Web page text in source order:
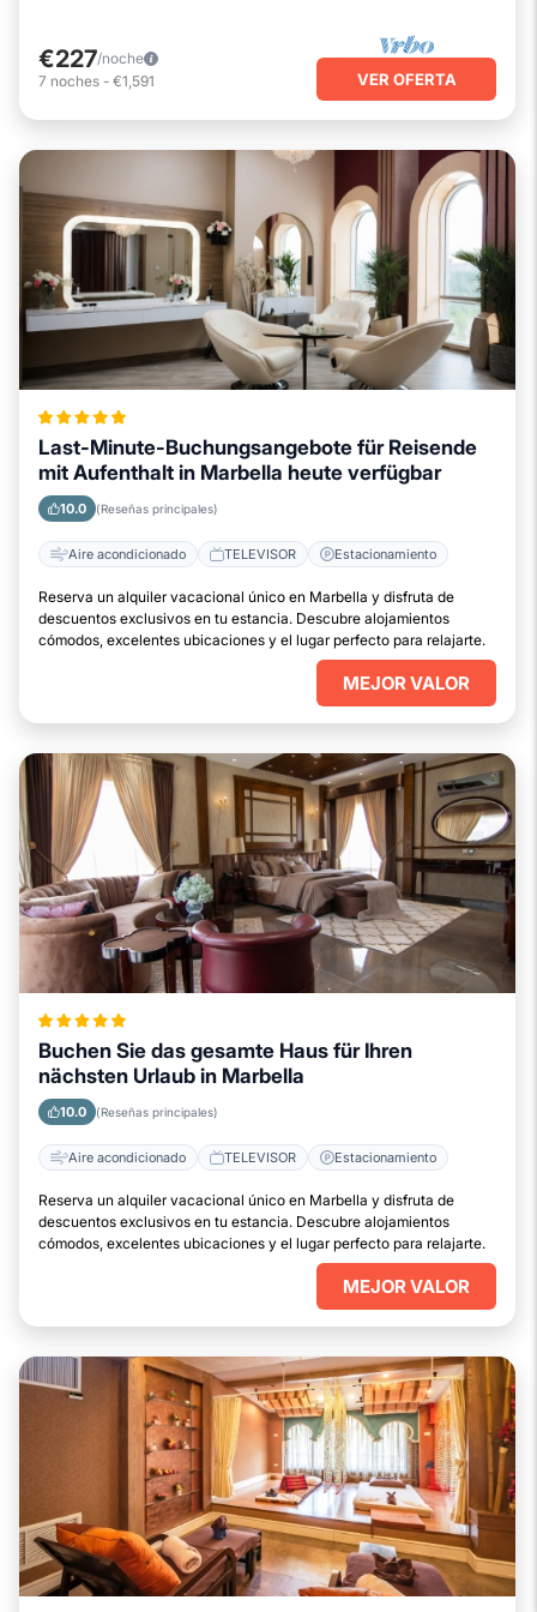
€227/noche
7 noches - €1,591 VER OFERTA
Last-Minute-Buchungsangebote für Reisende
mit Aufenthalt in Marbella heute verfügbar
10.0 (Reseñas principales)
Aire acondicionado TELEVISOR Estacionamiento
Reserva un alquiler vacacional único en Marbella y disfruta de
descuentos exclusivos en tu estancia. Descubre alojamientos
cómodos, excelentes ubicaciones y el lugar perfecto para relajarte.
MEJOR VALOR
Buchen Sie das gesamte Haus für Ihren
nächsten Urlaub in Marbella
10.0 (Reseñas principales)
Aire acondicionado TELEVISOR Estacionamiento
Reserva un alquiler vacacional único en Marbella y disfruta de
descuentos exclusivos en tu estancia. Descubre alojamientos
cómodos, excelentes ubicaciones y el lugar perfecto para relajarte.
MEJOR VALOR